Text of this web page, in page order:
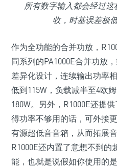
所有数字输入都会经过这
收，时基误差极
作为全功能的合并功放，
同系列的PA1000E合并功放
差异化设计，连续输出功率
低到115W，负载减半至4欧
180W。另外，R1000E还提
得功率不够用的话，可外接
有源超低音音箱，从而拓展
R1000E还内置了意想不到
能，也就是说假如你使用的